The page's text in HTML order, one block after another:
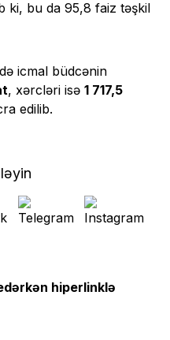
ki, bu da 95,8 faiz təşkil
icmal büdcənin
, xərcləri isə 1 717,5
edilib.
hiperlinklə